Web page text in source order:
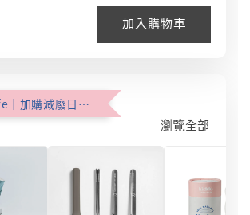
加入購物車
✦ Kiddo.Life｜加購減廢日常 ✦
瀏覽全部